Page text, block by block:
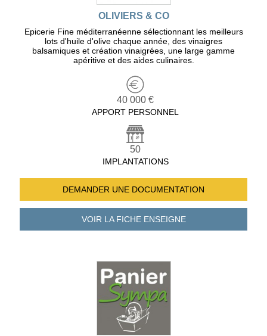
OLIVIERS & CO
Epicerie Fine méditerranéenne sélectionnant les meilleurs
lots d'huile d'olive chaque année, des vinaigres
balsamiques et création vinaigrées, une large gamme
apéritive et des aides culinaires.
40 000 €
APPORT PERSONNEL
50
IMPLANTATIONS
DEMANDER UNE DOCUMENTATION
VOIR LA FICHEENSEIGNE